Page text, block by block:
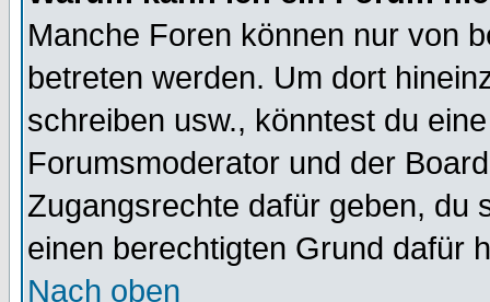
Manche Foren können nur von
betreten werden. Um dort
schreiben usw., könntest du
Forumsmoderator und der
Zugangsrechte dafür geben, du
einen berechtigten Grund dafür
Nach oben